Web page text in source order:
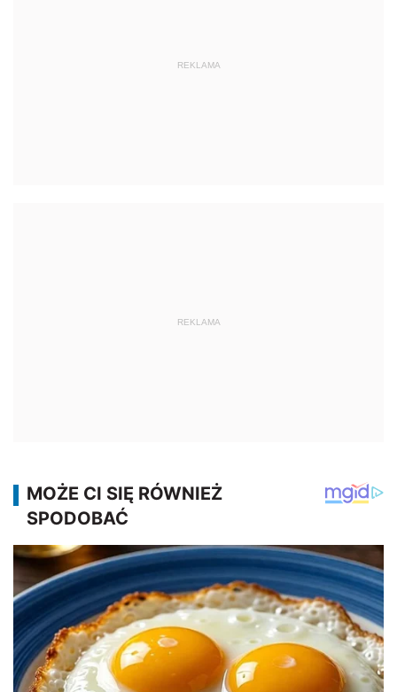
REKLAMA
REKLAMA